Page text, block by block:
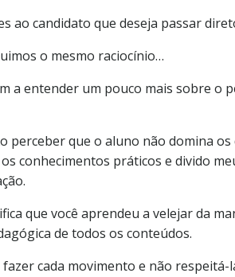
ao candidato que deseja passar
o mesmo raciocínio…
a entender um pouco mais sobre o
perceber que o aluno não domina
conhecimentos práticos e divido
que você aprendeu a velejar da
de todos os conteúdos.
cada movimento e não